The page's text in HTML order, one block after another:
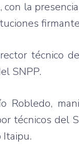
la
técnico
SNPP.
Robledo,
técnicos del
Itaipu.